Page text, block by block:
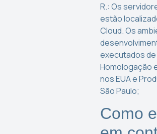
R.: Os
estão
Cloud. Os
executados de
Homologação
nos EUA e
São Paulo;
Como